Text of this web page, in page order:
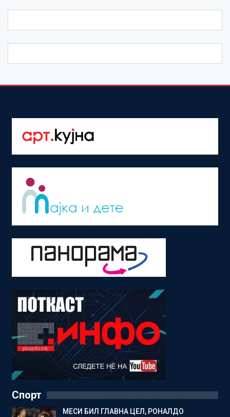
Спорт
МЕСИ БИЛ ГЛАВНА ЦЕЛ, РОНАЛДО